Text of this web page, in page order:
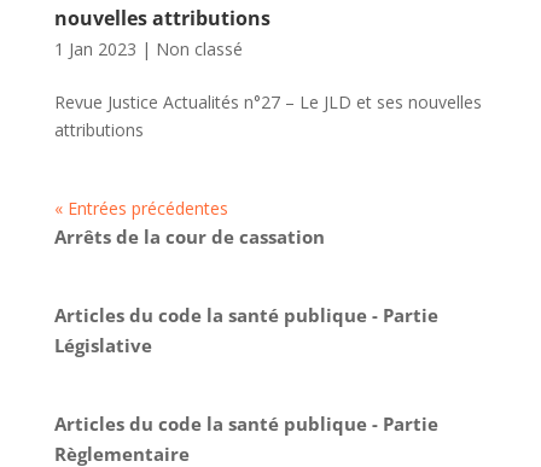
nouvelles attributions
1 Jan 2023 | Non classé
Revue Justice Actualités n°27 – Le JLD et ses nouvelles
attributions
« Entrées précédentes
Arrêts de la cour de cassation
Articles du code la santé publique - Partie
Législative
Articles du code la santé publique - Partie
Règlementaire